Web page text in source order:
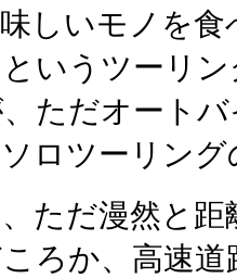
しいモノを
いうツーリ
ただオート
ロツーリン
ただ漫然と距
ろか、高速